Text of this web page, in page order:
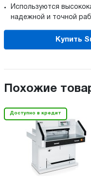
Используются
надежной и точной
Купить
Похожие
Доступно в кредит